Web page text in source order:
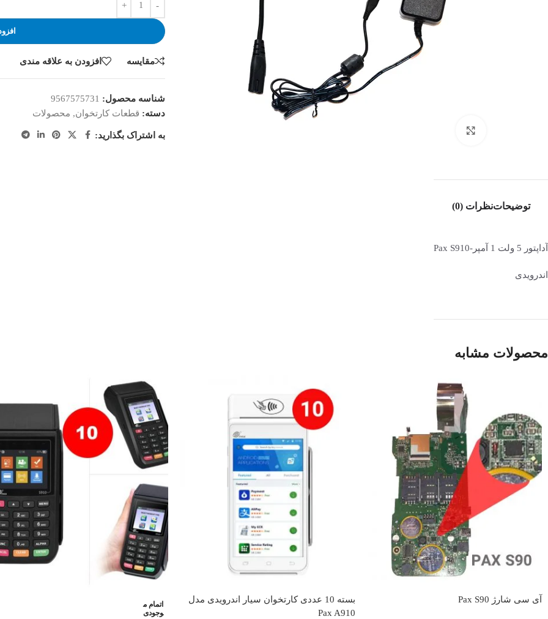
مقایسه افزودن به علاقه مندی
شناسه محصول: 9567575731
دسته: قطعات کارتخوان, محصولات
به اشتراک بگذارید:
توضیحاتنظرات (0)
آداپتور 5 ولت 1 آمپر-Pax S910
اندرویدی
محصولات مشابه
آی سی شارژ Pax S90
بسته 10 عددی کارتخوان سیار اندرویدی مدل
Pax A910
اتمام م
وجودی